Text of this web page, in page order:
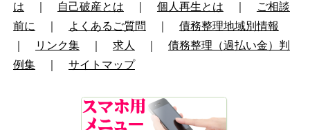
は
自己破産とは 個人再生とは
ご相談
前に
よくあるご質問
債務整理地域別情報
リンク集｜ 求人
債務整理（過払い金）判
例集｜ サイトマップ